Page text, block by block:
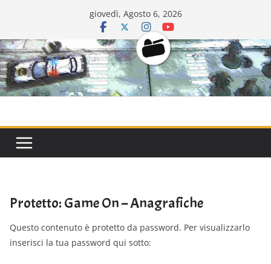
contenuto
giovedì, Agosto 6, 2026
Protetto: Game On – Anagrafiche
Questo contenuto è protetto da password. Per visualizzarlo
inserisci la tua password qui sotto: